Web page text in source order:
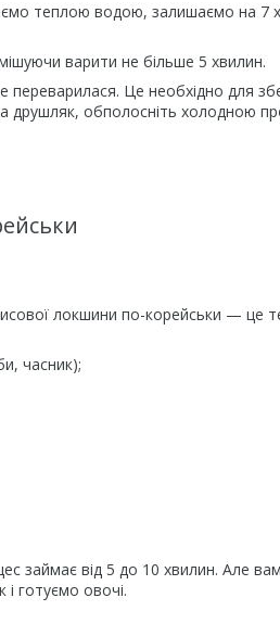
теплою водою, залишаємо на 7
варити не більше 5 хвилин.
Це необхідно для
друшляк, обполосніть холодною
локшини по-корейськи —
часник);
займає від 5 до 10 хвилин. Але вам
готуємо овочі.